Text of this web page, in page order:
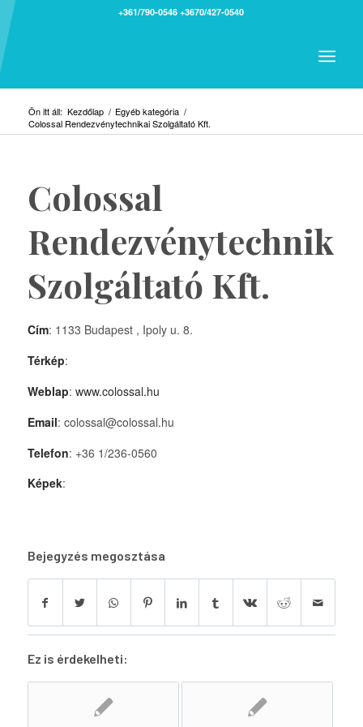
+361/790-0546 +3670/427-0540
Ön itt áll: Kezdőlap / Egyéb kategória /
Colossal Rendezvénytechnikai Szolgáltató Kft.
Colossal
Rendezvénytechnikai
Szolgáltató Kft.
Cím: 1133 Budapest , Ipoly u. 8.
Térkép:
Weblap: www.colossal.hu
Email: colossal@colossal.hu
Telefon: +36 1/236-0560
Képek:
Bejegyzés megosztása
Ez is érdekelheti: